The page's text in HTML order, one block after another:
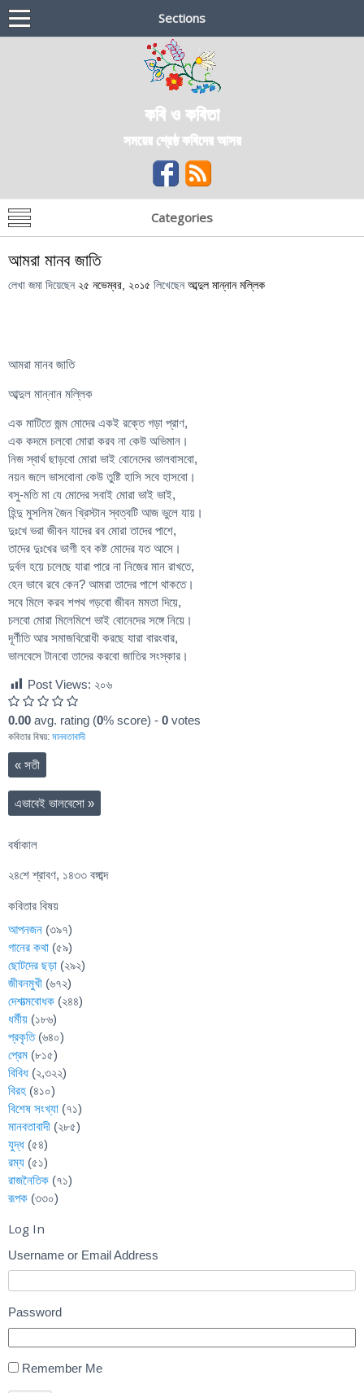
Sections
কবি ও কবিতা
সময়ের শ্রেষ্ঠ কবিদের আসর
Categories
আমরা মানব জাতি
লেখা জমা দিয়েছেন ২৫ নভেম্বর, ২০১৫ লিখেছেন আব্দুল মান্নান মল্লিক
আমরা মানব জাতি
আব্দুল মান্নান মল্লিক
এক মাটিতে জন্ম মোদের একই রক্তে গড়া প্রাণ,
এক কদমে চলবো মোরা করব না কেউ অভিমান।
নিজ স্বার্থ ছাড়বো মোরা ভাই বোনেদের ভালবাসবো,
নয়ন জলে ভাসবোনা কেউ তুষ্টি হাসি সবে হাসবো।
বসু-মতি মা যে মোদের সবাই মোরা ভাই ভাই,
হিন্দু মুসলিম জৈন খ্রিস্টান স্বত্বটি আজ ভুলে যায়।
দুঃখে ভরা জীবন যাদের রব মোরা তাদের পাশে,
তাদের দুঃখের ভাগী হব কষ্ট মোদের যত আসে।
দুর্বল হয়ে চলেছে যারা পারে না নিজের মান রাখতে,
হেন ভাবে রবে কেন? আমরা তাদের পাশে থাকতে।
সবে মিলে করব শপথ গড়বো জীবন মমতা দিয়ে,
চলবো মোরা মিলেমিশে ভাই বোনেদের সঙ্গে নিয়ে।
দূর্ণীতি আর সমাজবিরোধী করছে যারা বারংবার,
ভালবেসে টানবো তাদের করবো জাতির সংস্কার।
Post Views: ২০৬
0.00 avg. rating (0% score) - 0 votes
কবিতার বিষয়: মানবতাবাদী
« সতী
এভাবেই ভালবেসো »
বর্ষাকাল
২৪শে শ্রাবণ, ১৪৩৩ বঙ্গাব্দ
কবিতার বিষয়
আপনজন (৩৯৭)
গানের কথা (৫৯)
ছোটদের ছড়া (২৯২)
জীবনমুখী (৬৭২)
দেশাত্মবোধক (২৪৪)
ধর্মীয় (১৮৬)
প্রকৃতি(৬৪০)
প্রেম (৮১৫)
বিবিধ (২,৩২২)
বিরহ (৪১০)
বিশেষ সংখ্যা (৭১)
মানবতাবাদী (২৮৫)
যুদ্ধ (৫৪)
রম্য (৫১)
রাজনৈতিক (৭১)
রূপক (৩৩০)
Log In
Username or Email Address
Password
Remember Me